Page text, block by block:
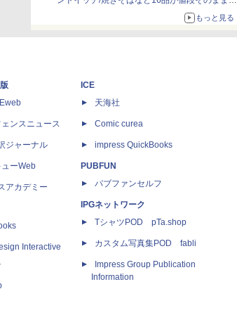
もっと見る
ンスニュース
ジャーナル
ーWeb
アカデミー
Interactive
ICE
天海社
Comic curea
impress QuickBooks
PUBFUN
パブファンセルフ
IPGネットワーク
TシャツPOD pTa.shop
カスタム写真集POD fabli
Impress Group Publication
Information